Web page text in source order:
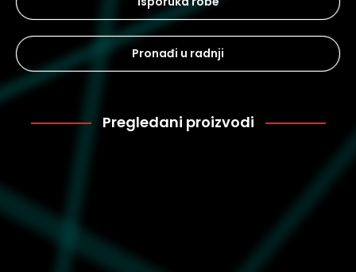
Pronađi u radnji
Pregledani proizvodi